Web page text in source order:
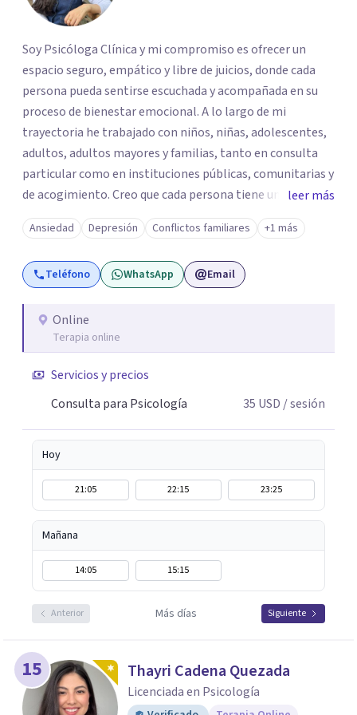
Soy Psicóloga Clínica y mi compromiso es ofrecer un
espacio seguro, empático y libre de juicios, donde cada
persona pueda sentirse escuchada y acompañada en su
proceso de bienestar emocional. A lo largo de mi
trayectoria he trabajado con niños, niñas, adolescentes,
adultos, adultos mayores y familias, tanto en consulta
particular como en instituciones públicas, comunitarias y
de acogimiento. Creo que cada persona tiene una historia
única, por lo que adapto cada proceso terapéutico a sus
necesidades, promoviendo el desarrollo de herramientas
que favorezcan el equilibrio emocional y una mejor
calidad de vida. Como parte de mi crecimiento
Tanatología y Logoterapia, fortaleciendo mi
acompañamiento en procesos de duelo, pérdidas y
continúo mi formación en terapias integrativas,
convencida de que la actualización constante me permite
centrada en la persona.
leer más
Ansiedad Depresión Conflictos familiares +1 más
Teléfono WhatsApp Email
Online
Terapia online
Servicios y precios
Consulta para Psicología
35 USD / sesión
Hoy
21:05 22:15 23:25
Mañana
14:05 15:15
Anterior Más días Siguiente
15 Thayri Cadena Quezada
Licenciada en Psicología